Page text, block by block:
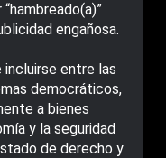
engañosa.
entre las
democráticos,
a bienes
y la seguridad
de derecho y